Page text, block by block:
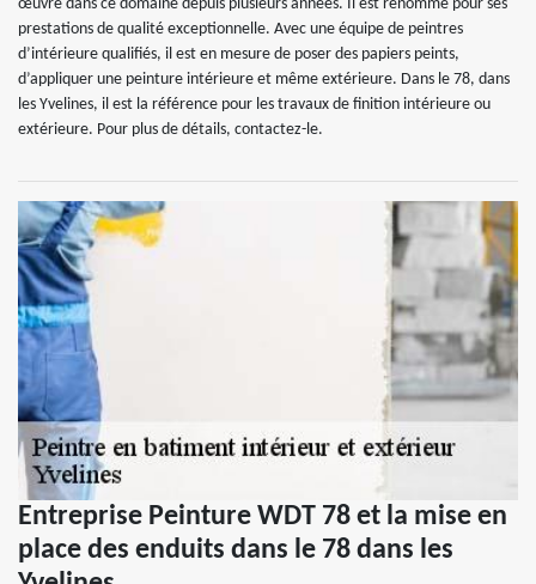
œuvré dans ce domaine depuis plusieurs années. Il est renommé pour ses
prestations de qualité exceptionnelle. Avec une équipe de peintres
d’intérieure qualifiés, il est en mesure de poser des papiers peints,
d’appliquer une peinture intérieure et même extérieure. Dans le 78, dans
les Yvelines, il est la référence pour les travaux de finition intérieure ou
extérieure. Pour plus de détails, contactez-le.
Entreprise Peinture WDT 78 et la mise en
place des enduits dans le 78 dans les